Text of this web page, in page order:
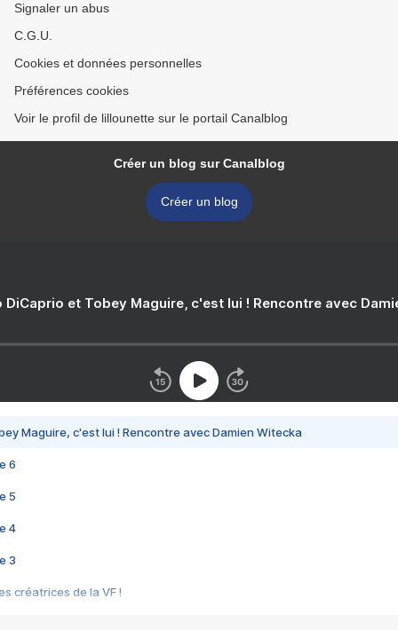
Signaler un abus
C.G.U.
Cookies et données personnelles
Préférences cookies
Voir le profil de lillounette sur le portail Canalblog
Créer un blog sur Canalblog
Créer un blog
DiCaprio et Tobey Maguire, c'est lui ! Rencontre avec
Maguire, c'est lui ! Rencontre avec Damien Witecka
6
5
4
3
créatrices de la VF !